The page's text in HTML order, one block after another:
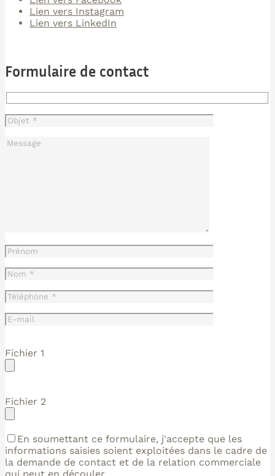
Lien vers Instagram
Lien vers LinkedIn
Formulaire de contact
Fichier 1
Fichier 2
En soumettant ce formulaire, j'accepte que les
informations saisies soient exploitées dans le cadre de
la demande de contact et de la relation commerciale